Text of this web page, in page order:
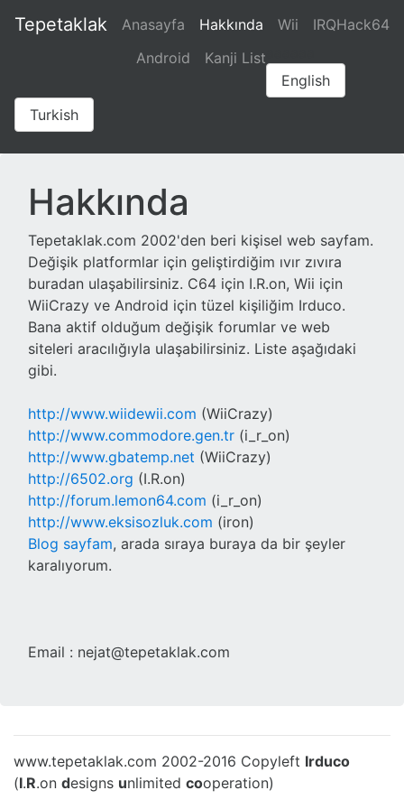
Tepetaklak Anasayfa Hakkında Wii
IRQHack64
Android
Kanji List
English
Turkish
Hakkında
Tepetaklak.com 2002'den beri kişisel web sayfam.
Değişik platformlar için geliştirdiğim ıvır zıvıra
buradan ulaşabilirsiniz. C64 için I.R.on, Wii için
WiiCrazy ve Android için tüzel kişiliğim Irduco.
Bana aktif olduğum değişik forumlar ve web
siteleri aracılığıyla ulaşabilirsiniz. Liste aşağıdaki
gibi.
http://www.wiidewii.com (WiiCrazy)
http://www.commodore.gen.tr (i_r_on)
http://www.gbatemp.net (WiiCrazy)
http://6502.org (I.R.on)
http://forum.lemon64.com (i_r_on)
http://www.eksisozluk.com (iron)
Blog sayfam, arada sıraya buraya da bir şeyler
karalıyorum.
Email : nejat@tepetaklak.com
www.tepetaklak.com 2002-2016 Copyleft Irduco
(I.R.on designs unlimited cooperation)